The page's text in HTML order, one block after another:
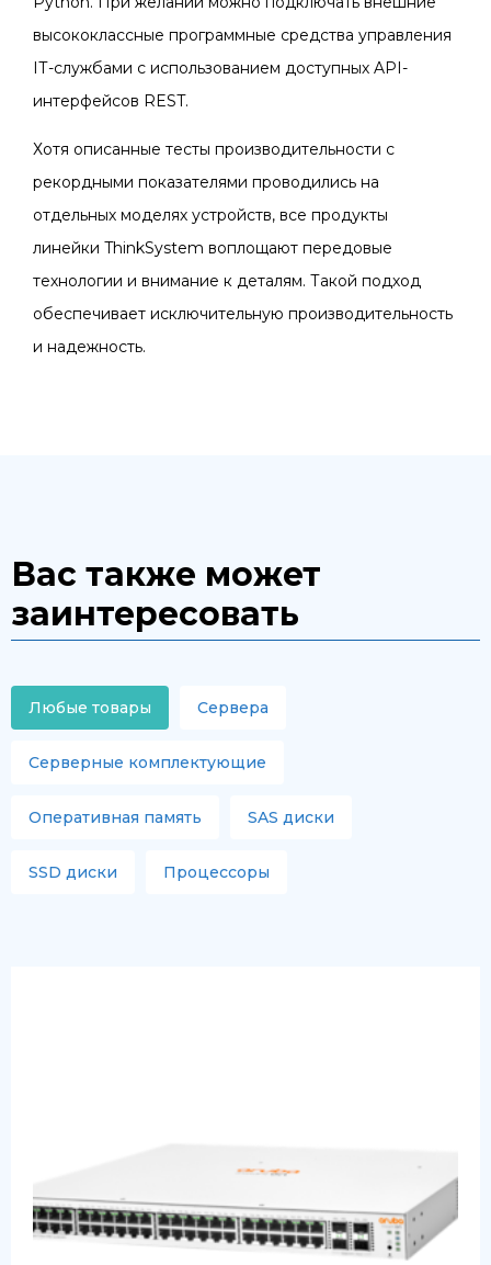
высококлассные программные средства управления
IТ-службами с использованием доступных API-
интерфейсов REST.
Хотя описанные тесты производительности с
рекордными показателями проводились на
отдельных моделях устройств, все продукты
линейки ThinkSystem воплощают передовые
технологии и внимание к деталям. Такой подход
обеспечивает исключительную производительность
и надежность.
Вас также может
заинтересовать
Любые товары Сервера
Серверные комплектующие
Оперативная память SAS диски
SSD диски Процессоры